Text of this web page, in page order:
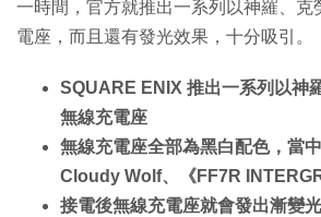
一時間，官方就推出一系列以神羅、克
電座，而且還有發光效果，十分吸引。
SQUARE ENIX 推出一系列以神
無線充電座
無線充電座全部為黑白配色，當
Cloudy Wolf、《FF7R
接電後無線充電座就會發出漸變